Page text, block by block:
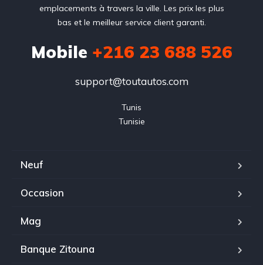
emplacements à travers la ville. Les prix les plus
bas et le meilleur service client garanti.
Mobile +216 23 688 526
support@toutautos.com
Tunis
Tunisie
Neuf
Occasion
Mag
Banque Zitouna